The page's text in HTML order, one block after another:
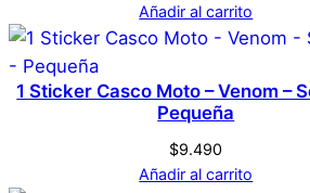
Añadir al carrito
1 Sticker Casco Moto – Venom –
Pequeña
$9.490
Añadir al carrito